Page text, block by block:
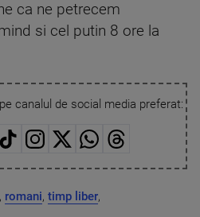
ca ne petrecem
si cel putin 8 ore la
canalul de social media preferat:
, romani, timp liber,